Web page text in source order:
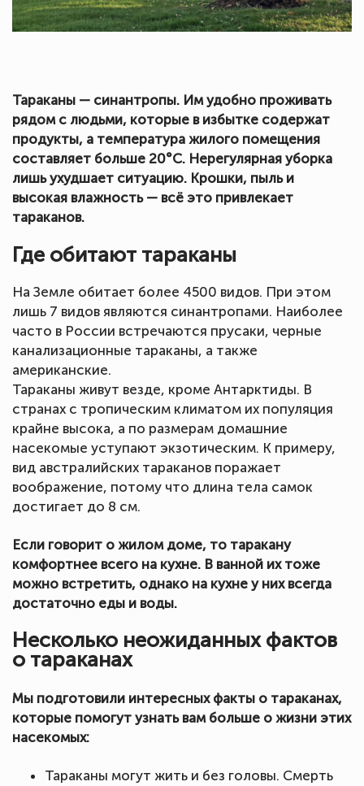
Тараканы — синантропы. Им удобно проживать
рядом с людьми, которые в избытке содержат
продукты, а температура жилого помещения
составляет больше 20°C. Нерегулярная уборка
лишь ухудшает ситуацию. Крошки, пыль и
высокая влажность — всё это привлекает
тараканов.
Где обитают тараканы
На Земле обитает более 4500 видов. При этом
лишь 7 видов являются синантропами. Наиболее
часто в России встречаются прусаки, черные
канализационные тараканы, а также
американские.
Тараканы живут везде, кроме Антарктиды. В
странах с тропическим климатом их популяция
крайне высока, а по размерам домашние
насекомые уступают экзотическим. К примеру,
вид австралийских тараканов поражает
воображение, потому что длина тела самок
достигает до 8 см.
Если говорит о жилом доме, то таракану
комфортнее всего на кухне. В ванной их тоже
можно встретить, однако на кухне у них всегда
достаточно еды и воды.
Несколько неожиданных фактов
о тараканах
Мы подготовили интересных факты о тараканах,
которые помогут узнать вам больше о жизни этих
насекомых:
Тараканы могут жить и без головы. Смерть